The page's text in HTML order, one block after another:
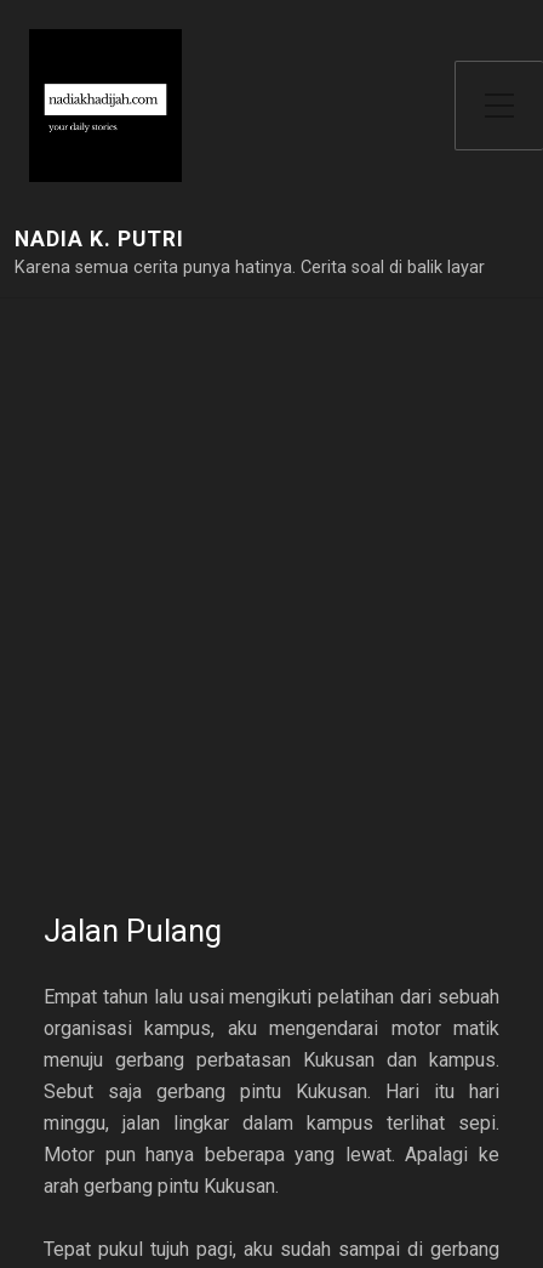
NADIA K. PUTRI
Karena semua cerita punya hatinya. Cerita soal di balik layar
Jalan Pulang
Empat tahun lalu usai mengikuti pelatihan dari sebuah
organisasi kampus, aku mengendarai motor matik
menuju gerbang perbatasan Kukusan dan kampus.
Sebut saja gerbang pintu Kukusan. Hari itu hari
minggu, jalan lingkar dalam kampus terlihat sepi.
Motor pun hanya beberapa yang lewat. Apalagi ke
arah gerbang pintu Kukusan.
Tepat pukul tujuh pagi, aku sudah sampai di gerbang